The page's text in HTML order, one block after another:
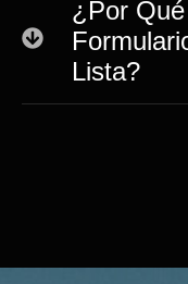
¿Por
Lista?